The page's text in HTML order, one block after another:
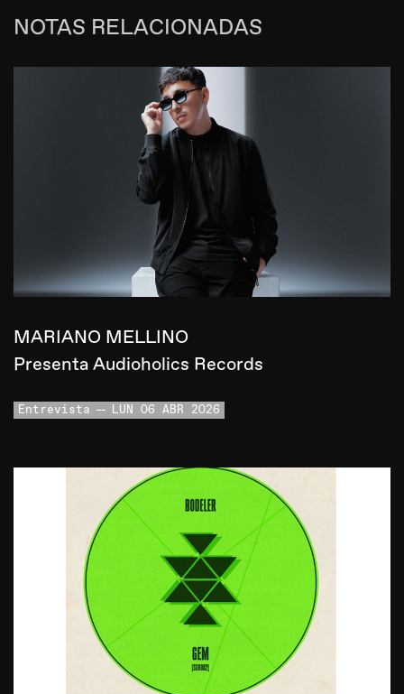
NOTAS RELACIONADAS
MARIANO MELLINO
Presenta Audioholics Records
Entrevista LUN 06 ABR 2026